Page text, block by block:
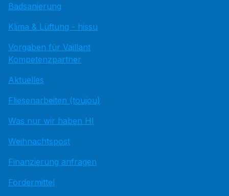
Badsanierung
Klima & Lüftung - hissu
Vorgaben für Vaillant
Kompetenzpartner
Aktuelles
Fliesenarbeiten (toujou)
Was nur wir haben HI
Weihnachtspost
Finanzierung anfragen
Fördermittel